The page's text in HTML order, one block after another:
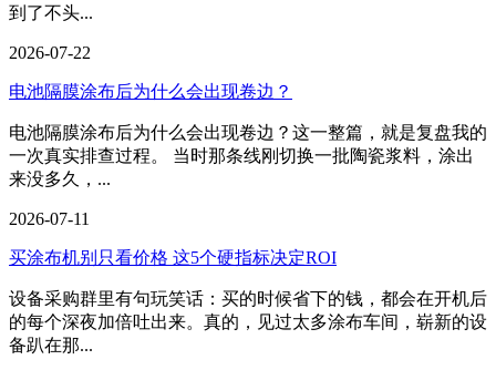
到了不头...
2026-07-22
电池隔膜涂布后为什么会出现卷边？
电池隔膜涂布后为什么会出现卷边？这一整篇，就是复盘我的
一次真实排查过程。 当时那条线刚切换一批陶瓷浆料，涂出
来没多久，...
2026-07-11
买涂布机别只看价格 这5个硬指标决定ROI
设备采购群里有句玩笑话：买的时候省下的钱，都会在开机后
的每个深夜加倍吐出来。真的，见过太多涂布车间，崭新的设
备趴在那...